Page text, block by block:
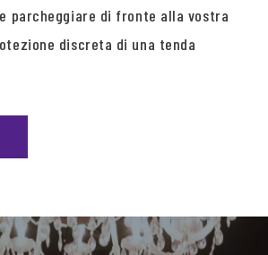
parcheggiare di fronte alla vostra
discreta di una tenda